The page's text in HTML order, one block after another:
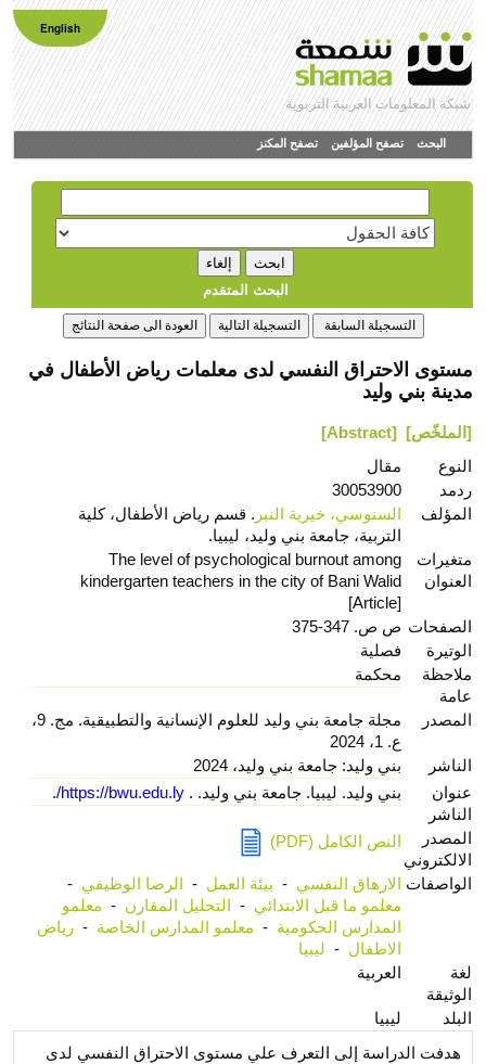
English
شبكة المعلومات العربية التربوية
البحث تصفح المؤلفين تصفح المكنز
البحث المتقدم
مستوى الاحتراق النفسي لدى معلمات رياض الأطفال في
مدينة بني وليد
[الملخّص] [Abstract]
النوع
مقال
ردمد
30053900
المؤلف
السنوسي، خيرية النبر . قسم رياض الأطفال، كلية
التربية، جامعة بني وليد، ليبيا.
متغيرات
العنوان
The level of psychological burnout among
kindergarten teachers in the city of Bani Walid
[Article]
الصفحات ص ص. 347-375
الوتيرة
فصلية
ملاحظة
عامة
محكمة
المصدر
مجلة جامعة بني وليد للعلوم الإنسانية والتطبيقية. مج. 9،
ع. 1، 2024
الناشر
بني وليد: جامعة بني وليد، 2024
عنوان
الناشر
بني وليد. ليبيا. جامعة بني وليد. .https://bwu.edu.ly/
.
المصدر
الالكتروني
النص الكامل (PDF)
الواصفات الارهاق النفسي - بيئة العمل - الرضا الوظيفي -
معلمو ما قبل الابتدائي - التحليل المقارن - معلمو
المدارس الحكومية - معلمو المدارس الخاصة -رياض
الاطفال - ليبيا
لغة
الوثيقة
العربية
البلد
ليبيا
هدفت الدراسة إلى التعرف علي مستوى الاحتراق النفسي لدى